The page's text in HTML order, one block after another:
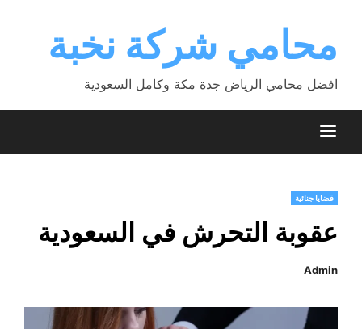
contentمحامي شركة نخبة
افضل محامي الرياض جدة مكة وكامل السعودية
قضايا جنائية
عقوبة التحرش في السعودية
Admin